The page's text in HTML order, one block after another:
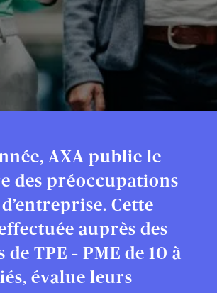
AXA publie le
des préoccupations
Cette
auprès des
TPE – PME de 10 à
évalue leurs